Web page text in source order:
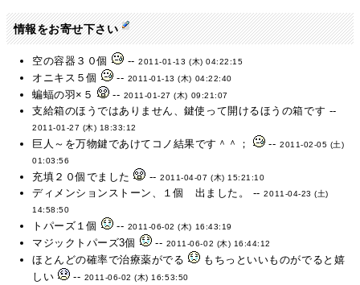
情報をお寄せ下さい
空の容器３０個 --2011-01-13 (木) 04:22:15
オニキス５個 -- 2011-01-13 (木) 04:22:40
蝙蝠の羽×５ -- 2011-01-27 (木) 09:21:07
支給箱のほうではありません、鍵使って開けるほうの箱です --
2011-01-27 (木) 18:33:12
巨人～を万物鍵であけてコノ結果です＾＾； --2011-02-05 (土)
01:03:56
充填２０個でました --2011-04-07 (木) 15:21:10
ディメンションストーン、１個 出ました。 --2011-04-23 (土)
14:58:50
トパーズ１個 -- 2011-06-02 (木) 16:43:19
マジックトパーズ3個 -- 2011-06-02 (木) 16:44:12
ほとんどの確率で治療薬がでる
もちっといいものがでると嬉
しい
-- 2011-06-02 (木) 16:53:50